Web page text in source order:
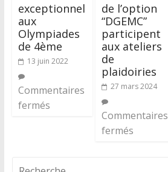
exceptionnel
aux
Olympiades
de 4ème
13 juin 2022
Commentaires
fermés
de l’option
“DGEMC”
participent
aux ateliers
de
plaidoiries
27 mars 2024
Commentaires
fermés